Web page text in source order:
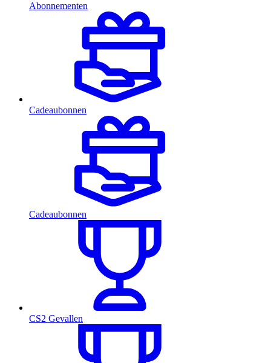
Abonnementen
Cadeaubonnen
Cadeaubonnen
CS2 Gevallen